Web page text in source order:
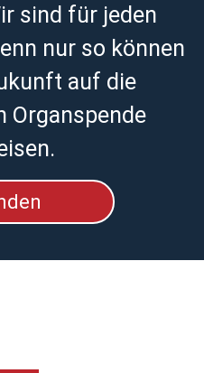
sind für jeden
nur so können
auf die
Organspende